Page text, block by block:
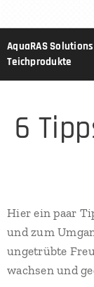
AquaRAS
Teichprodukte
6
Hier ein paar
und zum
ungetrübte
wachsen und